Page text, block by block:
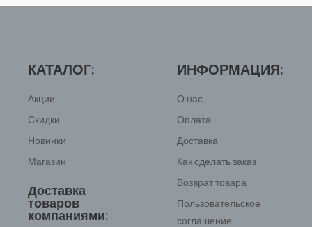
КАТАЛОГ:
Акции
Скидки
Новинки
Магазин
Доставка
товаров
компаниями:
ИНФОРМАЦИЯ:
О нас
Оплата
Доставка
Как сделать заказ
Возврат товара
Пользовательское
соглашение